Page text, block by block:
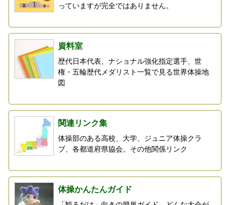
っていますが完全ではありません。
資料室
歴代日本代表、ナショナル強化指定選手、世
権・五輪歴代メダリスト一覧で見る世界体操地
図
関連リンク集
体操部のある高校、大学、ジュニア体操クラ
ブ、各都道府県協会。その他関係リンク
体操かんたんガイド